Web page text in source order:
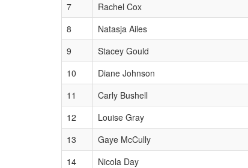
7
Rachel Cox
8
Natasja Ailes
9
Stacey Gould
10
Diane Johnson
11
Carly Bushell
12
Louise Gray
13
Gaye McCully
14
Nicola Day